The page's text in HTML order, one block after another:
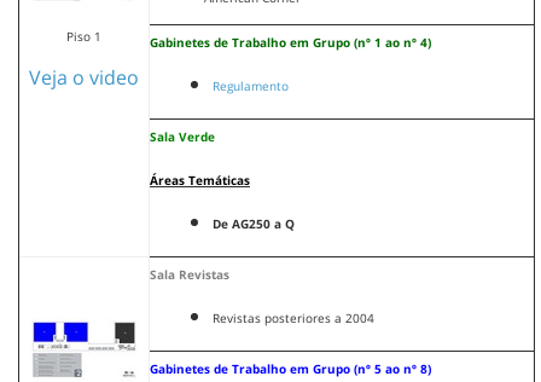
Piso 1
Veja o video
Gabinetes de Trabalho em Grupo (nº 1 ao nº 4)
Regulamento
Sala Verde
Áreas Temáticas
De AG250 a Q
Sala Revistas
Revistas posteriores a 2004
Gabinetes de Trabalho em Grupo (nº 5 ao nº 8)